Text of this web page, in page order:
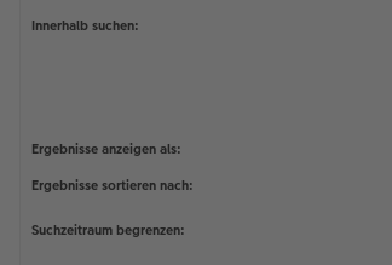
Innerhalb suchen:
Ergebnisse anzeigen als:
Ergebnisse sortieren nach:
Suchzeitraum begrenzen: